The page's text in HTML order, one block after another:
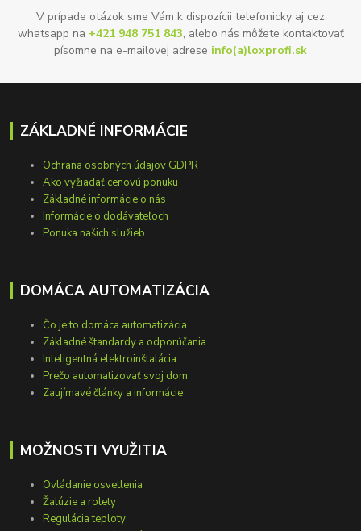
V prípade otázok sme Vám k dispozícii telefonicky aj cez
whatsapp na +421 948 751 843, alebo nás môžete kontaktovať
písomne na e-mailovej adrese info(a)loxprofi.sk
ZÁKLADNÉ INFORMÁCIE
Ochrana osobných údajov GDPR
Ako vyžiadať cenovú ponuku
Základné informácie o nás
Informácie o dodávateľoch
Ponuka našich služieb
DOMÁCA AUTOMATIZÁCIA
Čo je to domáca automatizácia
Základné štandardy a odporúčania
Inteligentná elektroinštalácia
Prečo automatizovať svoj dom
Zaujímavé články a informácie
MOŽNOSTI VYUŽITIA
Ovládanie osvetlenia
Žalúzie a rolety
Regulácia teploty